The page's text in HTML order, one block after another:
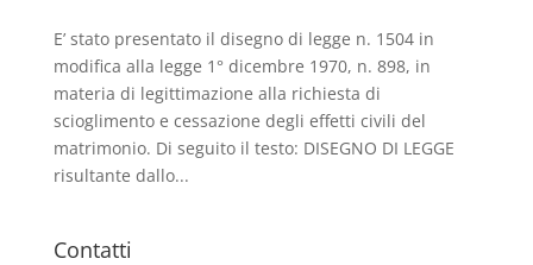
E’ stato presentato il disegno di legge n. 1504 in
modifica alla legge 1° dicembre 1970, n. 898, in
materia di legittimazione alla richiesta di
scioglimento e cessazione degli effetti civili del
matrimonio. Di seguito il testo: DISEGNO DI LEGGE
risultante dallo...
Contatti